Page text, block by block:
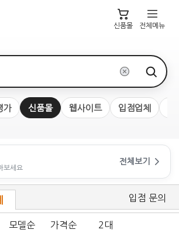
신품몰 전체메뉴
가 신품몰 웹사이트 입점업체
보세요
전체보기
입점 문의
모델순 가격순 2대